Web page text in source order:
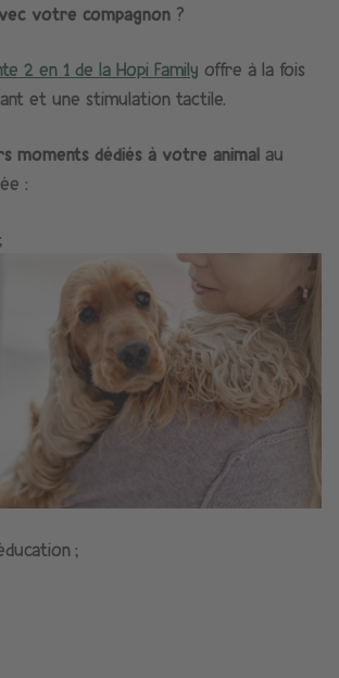
votre compagnon ?
2 en 1 de la Hopi Family offre à la fois
et une stimulation tactile.​
moments dédiés à votre animal au
:
;